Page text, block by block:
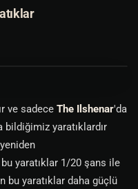
ve sadece The Ilshenar'da
bildiğimiz yaratıklardır
yaratıklar 1/20 şans ile
bu yaratıklar daha güçlü